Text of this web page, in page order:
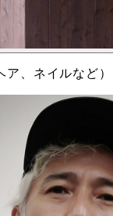
、ネイルなど）